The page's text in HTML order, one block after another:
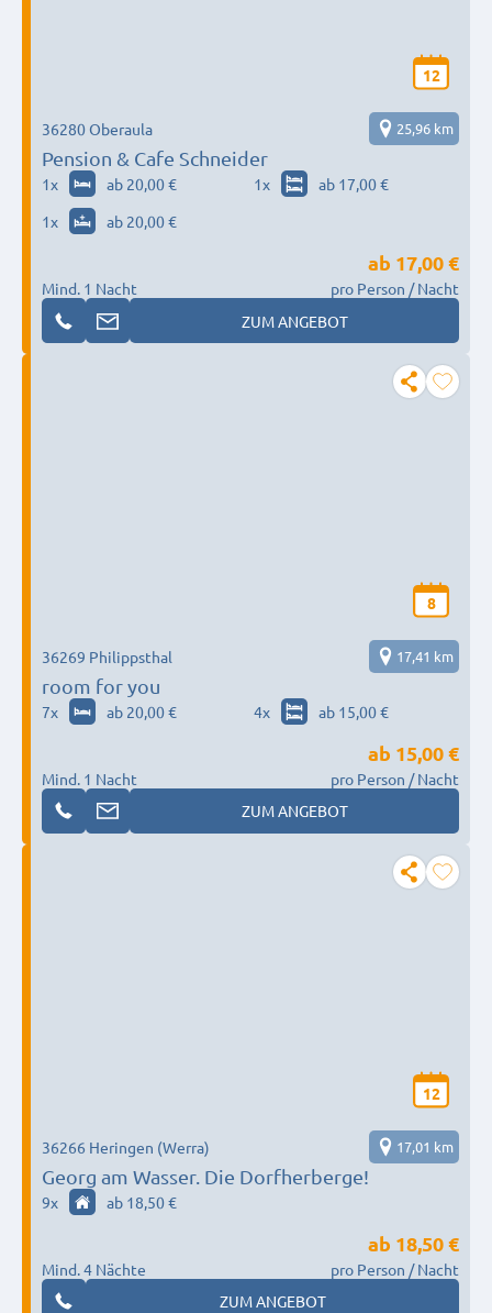
12
Pension & Cafe Schneider
36280 Oberaula 25,96 km
1x ab 20,00 € 1x
ab 17,00 €
1x ab 20,00 €
Mind. 1 Nacht
ab 17,00 €
pro Person / Nacht
ZUM ANGEBOT
8
room for you
36269 Philippsthal 17,41 km
7x ab 20,00 € 4x ab 15,00 €
Mind. 1 Nacht
ab 15,00 €
pro Person / Nacht
ZUM ANGEBOT
12
Georg am Wasser. Die Dorfherberge!
36266 Heringen (Werra) 17,01 km
9x ab 18,50 €
Mind. 4 Nächte
ab 18,50 €
pro Person / Nacht
ZUM ANGEBOT